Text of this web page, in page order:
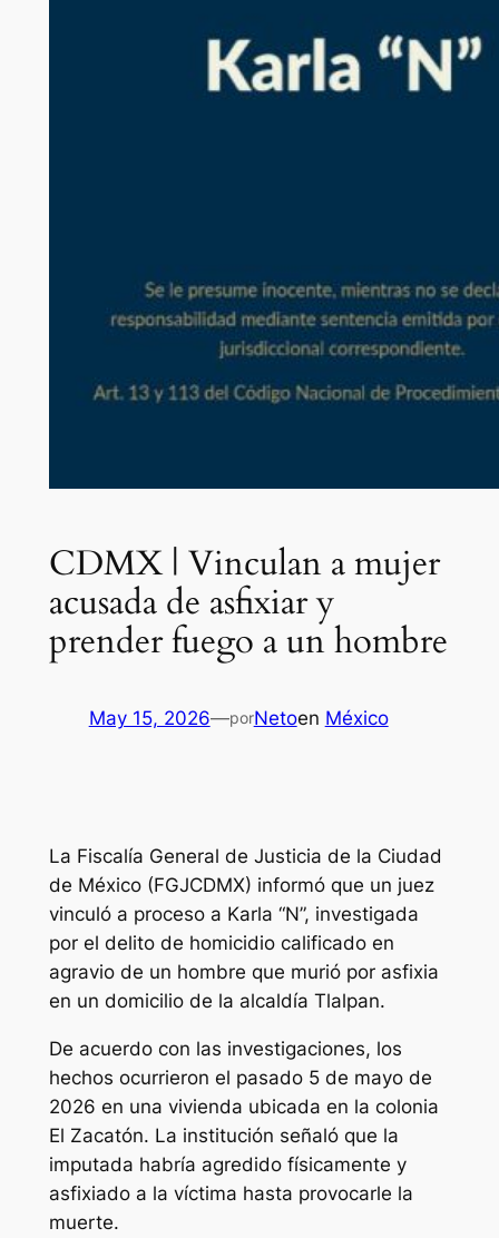
CDMX | Vinculan a mujer
acusada de asfixiar y
prender fuego a un hombre
May 15, 2026—porNetoen México
La Fiscalía General de Justicia de la Ciudad
de México (FGJCDMX) informó que un juez
vinculó a proceso a Karla “N”, investigada
por el delito de homicidio calificado en
agravio de un hombre que murió por asfixia
en un domicilio de la alcaldía Tlalpan.
De acuerdo con las investigaciones, los
hechos ocurrieron el pasado 5 de mayo de
2026 en una vivienda ubicada en la colonia
El Zacatón. La institución señaló que la
imputada habría agredido físicamente y
asfixiado a la víctima hasta provocarle la
muerte.